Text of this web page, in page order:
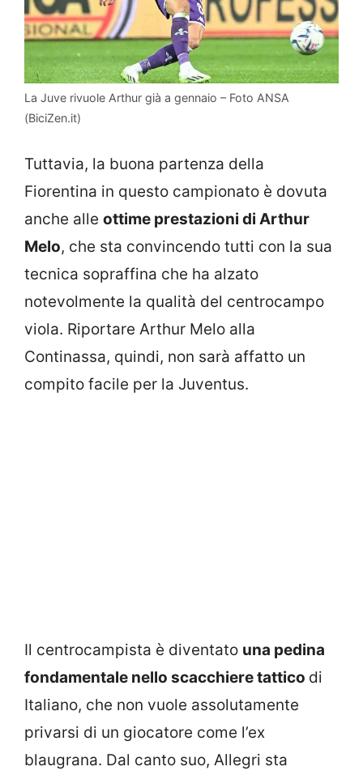
La Juve rivuole Arthur già a gennaio – Foto ANSA
(BiciZen.it)
Tuttavia, la buona partenza della
Fiorentina in questo campionato è dovuta
anche alle ottime prestazioni di Arthur
Melo, che sta convincendo tutti con la sua
tecnica sopraffina che ha alzato
notevolmente la qualità del centrocampo
viola. Riportare Arthur Melo alla
Continassa, quindi, non sarà affatto un
compito facile per la Juventus.
Il centrocampista è diventato una pedina
fondamentale nello scacchiere tattico di
Italiano, che non vuole assolutamente
privarsi di un giocatore come l’ex
blaugrana. Dal canto suo, Allegri sta